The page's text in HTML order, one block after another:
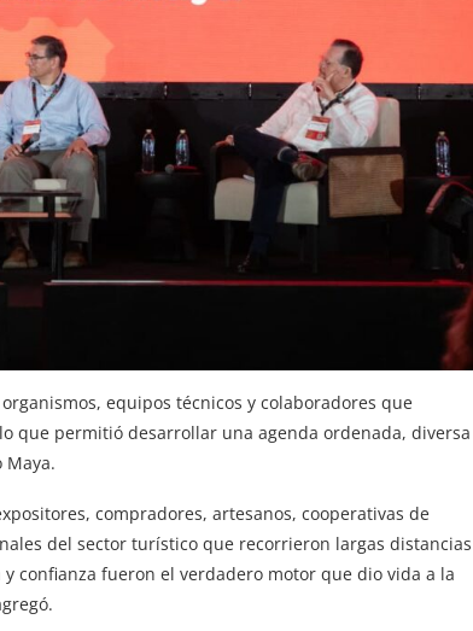
equipos técnicos y colaboradores que
que permitió desarrollar una agenda ordenada, diversa
compradores, artesanos, cooperativas de
del sector turístico que recorrieron largas distancias
confianza fueron el verdadero motor que dio vida a la